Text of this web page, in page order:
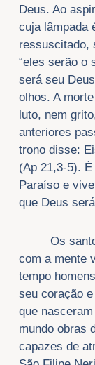
Deus. Ao
cuja lâmpada
ressuscitado,
“eles serão o
será seu
olhos. A
luto, nem
anteriores
trono disse:
(Ap 21,3-5).
Paraíso e
que Deus
Os santos
com a mente
tempo
seu coração
que
mundo obras
capazes de